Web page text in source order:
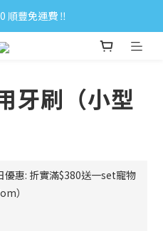
順豐免運費 ‼
順豐免運費 ‼
會員積分回贈 $1＝1Pt.
牙刷（小型
優惠: 折實滿$380送一set寵物
）